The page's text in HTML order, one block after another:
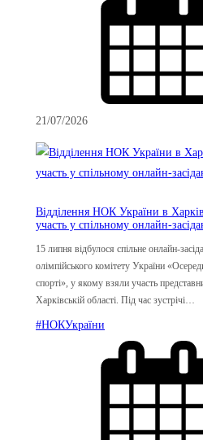
21/07/2026
Відділення НОК України в
участь у спільному онлайн-
15 липня відбулося спільне онлайн-
олімпійського комітету України
спорті», у якому взяли участь
Харківській області. Під час зустрічі…
#НОКУкраїни